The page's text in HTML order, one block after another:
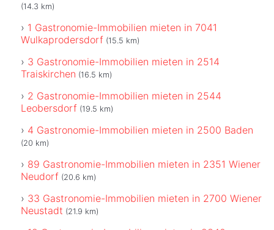
(14.3 km)
1 Gastronomie-Immobilien mieten in 7041
Wulkaprodersdorf (15.5 km)
3 Gastronomie-Immobilien mieten in 2514
Traiskirchen (16.5 km)
2 Gastronomie-Immobilien mieten in 2544
Leobersdorf (19.5 km)
4 Gastronomie-Immobilien mieten in 2500 Baden
(20 km)
89 Gastronomie-Immobilien mieten in 2351 Wiener
Neudorf (20.6 km)
33 Gastronomie-Immobilien mieten in 2700 Wiener
Neustadt (21.9 km)